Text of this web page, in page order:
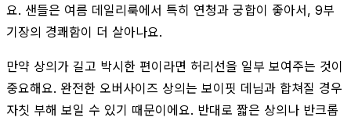
요. 샌들은 여름 데일리룩에서 특히 연청과 궁합이 좋아서, 9부
기장의 경쾌함이 더 살아나요.
만약 상의가 길고 박시한 편이라면 허리선을 일부 보여주는 것이
중요해요. 완전한 오버사이즈 상의는 보이핏 데님과 합쳐질 경우
자칫 부해 보일 수 있기 때문이에요. 반대로 짧은 상의나 반크롭